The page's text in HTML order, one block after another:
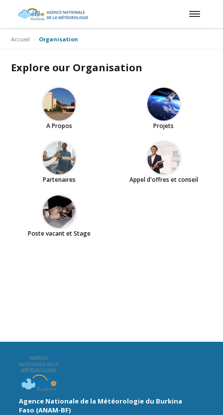
Accueil Organisation
Explore our Organisation
A Propos Projets
Partenaires Appel d'offres et conseil
Poste vacant et Stage
Agence Nationale de la Météorologie du Burkina
Faso (ANAM-BF)